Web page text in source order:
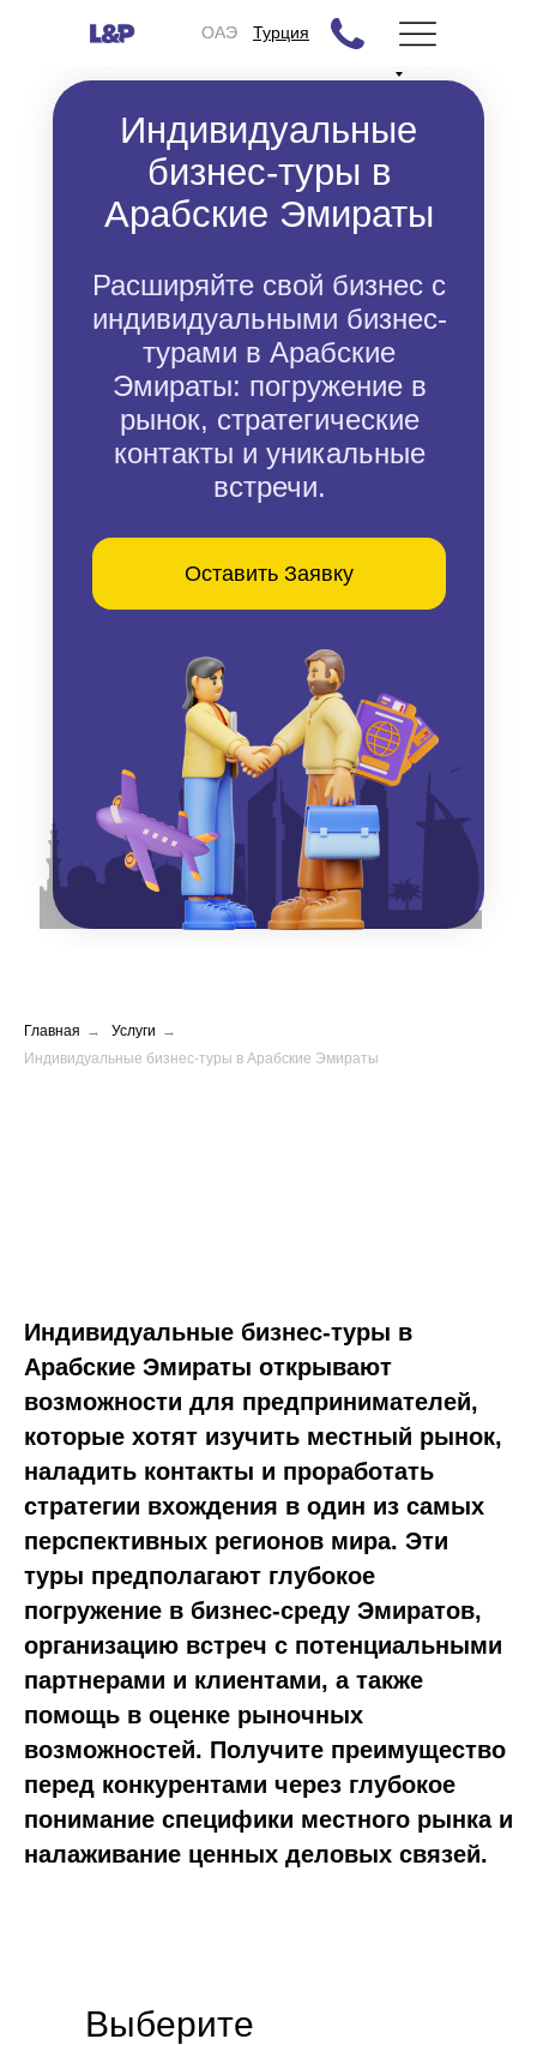
ОАЭ
ОАЭ Турция
Индивидуальные
бизнес-туры в
Арабские Эмираты
Расширяйте свой бизнес с
индивидуальными бизнес-
турами в Арабские
Эмираты: погружение в
рынок, стратегические
контакты и уникальные
встречи.
Оставить Заявку
Главная → Услуги →
Индивидуальные бизнес-туры в Арабские Эмираты
Индивидуальные бизнес-туры в
Арабские Эмираты открывают
возможности для предпринимателей,
которые хотят изучить местный рынок,
наладить контакты и проработать
стратегии вхождения в один из самых
перспективных регионов мира. Эти
туры предполагают глубокое
погружение в бизнес-среду Эмиратов,
организацию встреч с потенциальными
партнерами и клиентами, а также
помощь в оценке рыночных
возможностей. Получите преимущество
перед конкурентами через глубокое
понимание специфики местного рынка и
налаживание ценных деловых связей.
Выберите